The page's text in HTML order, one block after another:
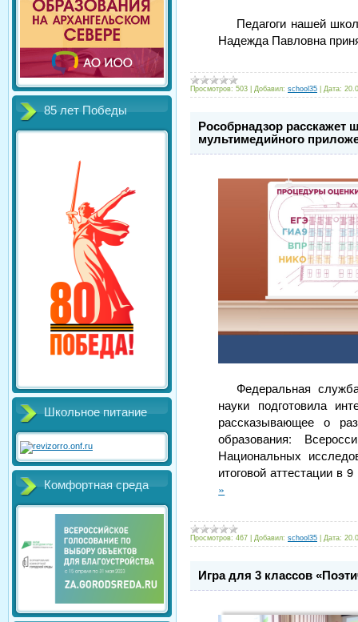
85 лет Победы
Школьное питание
Комфортная среда
Педагоги нашей
Надежда Павловна
Просмотров: 503 Добавил: school35 Дата:
Рособрнадзор
мультимедийного
Федеральная
науки подготовила
рассказывающее о
образования:
Национальных
итоговой аттестации в
»
Просмотров: 467 Добавил: school35 Дата:
Игра для 3 классов